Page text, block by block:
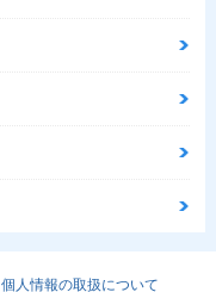
個人情報の取扱について